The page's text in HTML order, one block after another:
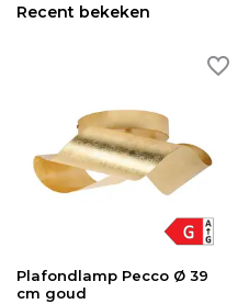
Recent bekeken
Plafondlamp Pecco Ø 39
cm goud